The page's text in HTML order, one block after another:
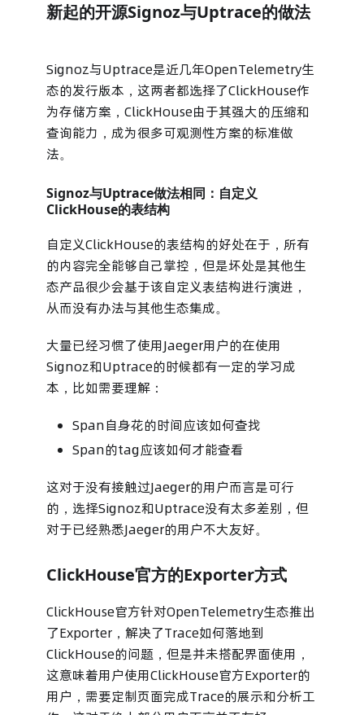
新起的开源Signoz与Uptrace的做法
Signoz与Uptrace是近几年OpenTelemetry生
态的发行版本，这两者都选择了ClickHouse作
为存储方案，ClickHouse由于其强大的压缩和
查询能力，成为很多可观测性方案的标准做
法。
Signoz与Uptrace做法相同：自定义
ClickHouse的表结构
自定义ClickHouse的表结构的好处在于，所有
的内容完全能够自己掌控，但是坏处是其他生
态产品很少会基于该自定义表结构进行演进，
从而没有办法与其他生态集成。
大量已经习惯了使用Jaeger用户的在使用
Signoz和Uptrace的时候都有一定的学习成
本，比如需要理解：
Span自身花的时间应该如何查找
Span的tag应该如何才能查看
这对于没有接触过Jaeger的用户而言是可行
的，选择Signoz和Uptrace没有太多差别，但
对于已经熟悉Jaeger的用户不大友好。
ClickHouse官方的Exporter方式
ClickHouse官方针对OpenTelemetry生态推出
了Exporter，解决了Trace如何落地到
ClickHouse的问题，但是并未搭配界面使用，
这意味着用户使用ClickHouse官方Exporter的
用户，需要定制页面完成Trace的展示和分析工